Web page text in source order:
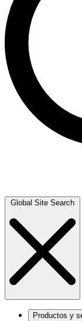
Global Site Search
Productos y